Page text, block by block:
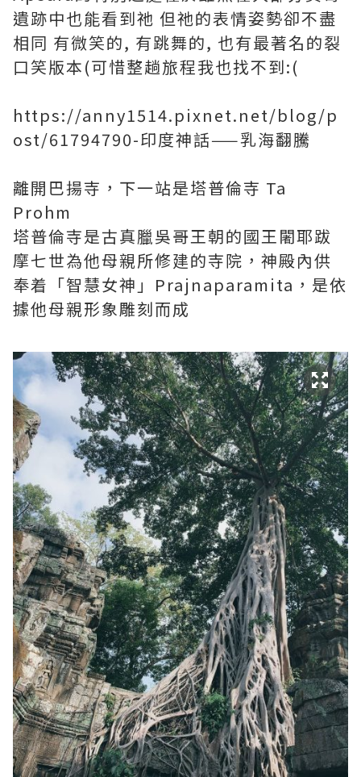
遺跡中也能看到祂 但祂的表情姿勢卻不盡
相同 有微笑的, 有跳舞的, 也有最著名的裂
口笑版本(可惜整趟旅程我也找不到:(
https://anny1514.pixnet.net/blog/p
ost/61794790-印度神話——乳海翻騰
離開巴揚寺，下一站是塔普倫寺 Ta
Prohm
塔普倫寺是古真臘吳哥王朝的國王闍耶跋
摩七世為他母親所修建的寺院，神殿內供
奉着「智慧女神」Prajnaparamita，是依
據他母親形象雕刻而成